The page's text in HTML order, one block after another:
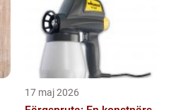
17 maj 2026